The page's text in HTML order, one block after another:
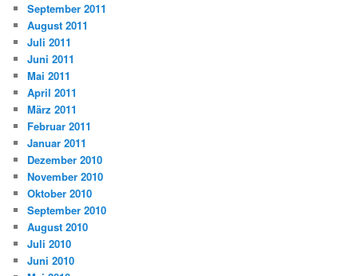
September 2011
August 2011
Juli 2011
Juni 2011
Mai 2011
April 2011
März 2011
Februar 2011
Januar 2011
Dezember 2010
November 2010
Oktober 2010
September 2010
August 2010
Juli 2010
Juni 2010